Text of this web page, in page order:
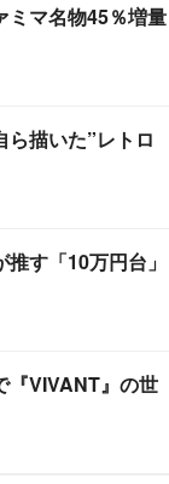
ミマ名物45％増量
描いた”レトロ
推す「10万円台」
『VIVANT』の世